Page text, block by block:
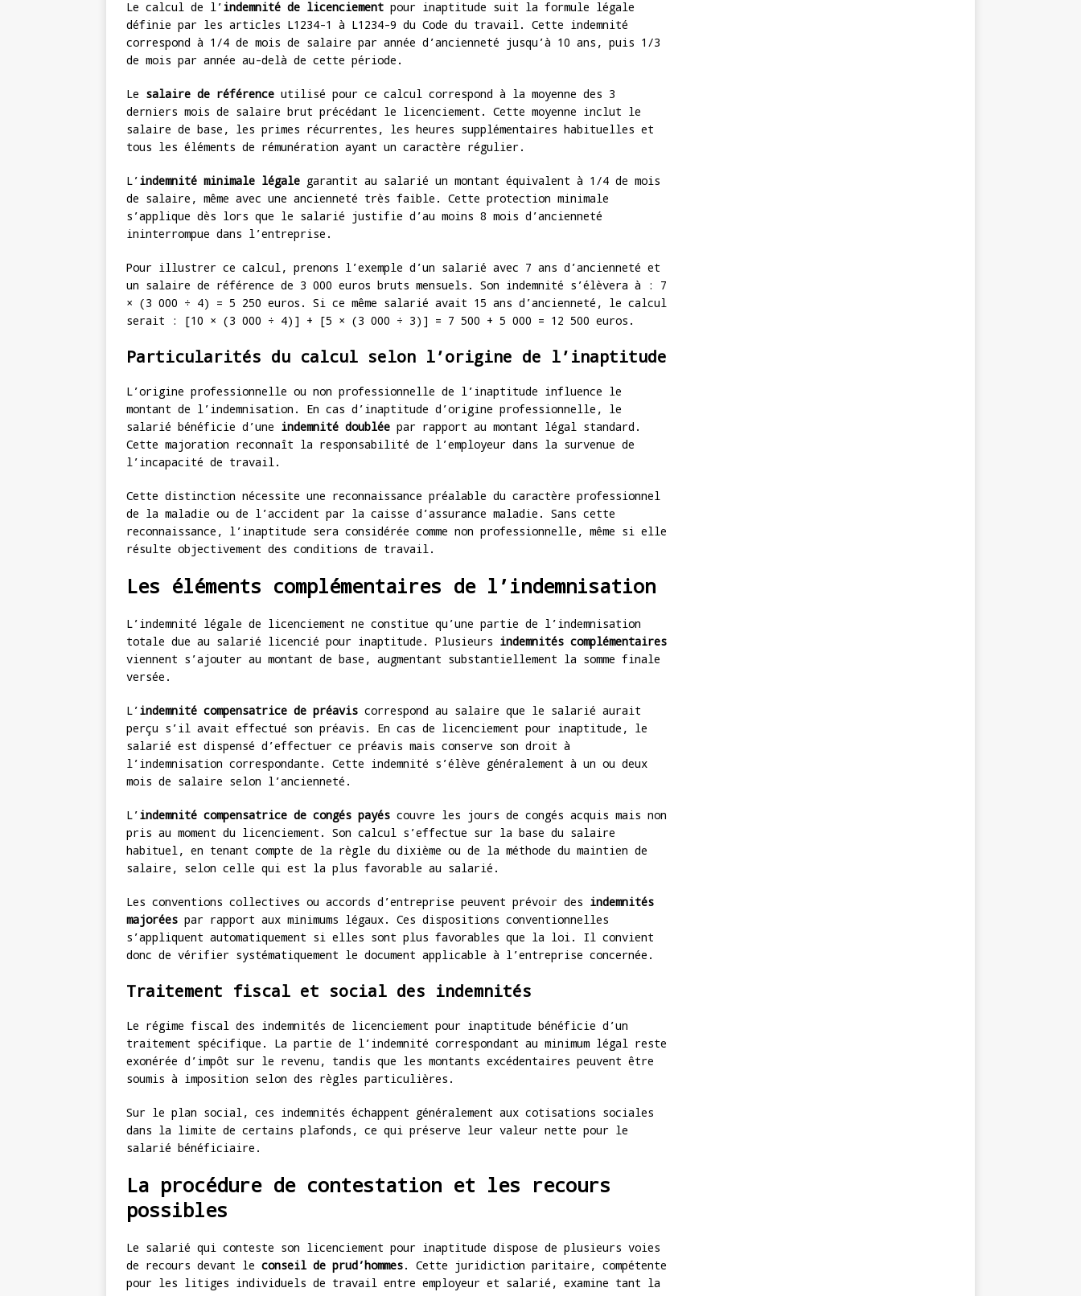
Le calcul de l’indemnité de licenciement pour inaptitude suit la formule légale
définie par les articles L1234-1 à L1234-9 du Code du travail. Cette indemnité
correspond à 1/4 de mois de salaire par année d’ancienneté jusqu’à 10 ans, puis 1/3
de mois par année au-delà de cette période.
Le salaire de référence utilisé pour ce calcul correspond à la moyenne des 3
derniers mois de salaire brut précédant le licenciement. Cette moyenne inclut le
salaire de base, les primes récurrentes, les heures supplémentaires habituelles et
tous les éléments de rémunération ayant un caractère régulier.
L’indemnité minimale légale garantit au salarié un montant équivalent à 1/4 de mois
de salaire, même avec une ancienneté très faible. Cette protection minimale
s’applique dès lors que le salarié justifie d’au moins 8 mois d’ancienneté
ininterrompue dans l’entreprise.
Pour illustrer ce calcul, prenons l’exemple d’un salarié avec 7 ans d’ancienneté et
un salaire de référence de 3 000 euros bruts mensuels. Son indemnité s’élèvera à : 7
× (3 000 ÷ 4) = 5 250 euros. Si ce même salarié avait 15 ans d’ancienneté, le calcul
serait : [10 × (3 000 ÷ 4)] + [5 × (3 000 ÷ 3)] = 7 500 + 5 000 = 12 500 euros.
Particularités du calcul selon l’origine de l’inaptitude
L’origine professionnelle ou non professionnelle de l’inaptitude influence le
montant de l’indemnisation. En cas d’inaptitude d’origine professionnelle, le
salarié bénéficie d’une indemnité doublée par rapport au montant légal standard.
Cette majoration reconnaît la responsabilité de l’employeur dans la survenue de
l’incapacité de travail.
Cette distinction nécessite une reconnaissance préalable du caractère professionnel
de la maladie ou de l’accident par la caisse d’assurance maladie. Sans cette
reconnaissance, l’inaptitude sera considérée comme non professionnelle, même si elle
résulte objectivement des conditions de travail.
Les éléments complémentaires de l’indemnisation
L’indemnité légale de licenciement ne constitue qu’une partie de l’indemnisation
totale due au salarié licencié pour inaptitude. Plusieurs indemnités complémentaires
viennent s’ajouter au montant de base, augmentant substantiellement la somme finale
versée.
L’indemnité compensatrice de préavis correspond au salaire que le salarié aurait
perçu s’il avait effectué son préavis. En cas de licenciement pour inaptitude, le
salarié est dispensé d’effectuer ce préavis mais conserve son droit à
l’indemnisation correspondante. Cette indemnité s’élève généralement à un ou deux
mois de salaire selon l’ancienneté.
L’indemnité compensatrice de congés payés couvre les jours de congés acquis mais non
pris au moment du licenciement. Son calcul s’effectue sur la base du salaire
habituel, en tenant compte de la règle du dixième ou de la méthode du maintien de
salaire, selon celle qui est la plus favorable au salarié.
Les conventions collectives ou accords d’entreprise peuvent prévoir des indemnités
majorées par rapport aux minimums légaux. Ces dispositions conventionnelles
s’appliquent automatiquement si elles sont plus favorables que la loi. Il convient
donc de vérifier systématiquement le document applicable à l’entreprise concernée.
Traitement fiscal et social des indemnités
Le régime fiscal des indemnités de licenciement pour inaptitude bénéficie d’un
traitement spécifique. La partie de l’indemnité correspondant au minimum légal reste
exonérée d’impôt sur le revenu, tandis que les montants excédentaires peuvent être
soumis à imposition selon des règles particulières.
Sur le plan social, ces indemnités échappent généralement aux cotisations sociales
dans la limite de certains plafonds, ce qui préserve leur valeur nette pour le
salarié bénéficiaire.
La procédure de contestation et les recours
possibles
Le salarié qui conteste son licenciement pour inaptitude dispose de plusieurs voies
de recours devant le conseil de prud’hommes. Cette juridiction paritaire, compétente
pour les litiges individuels de travail entre employeur et salarié, examine tant la